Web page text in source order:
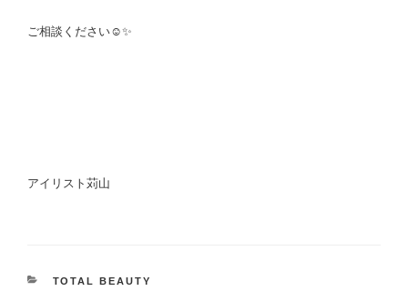
ご相談ください☺️✨
アイリスト苅山
カ
TOTAL BEAUTY